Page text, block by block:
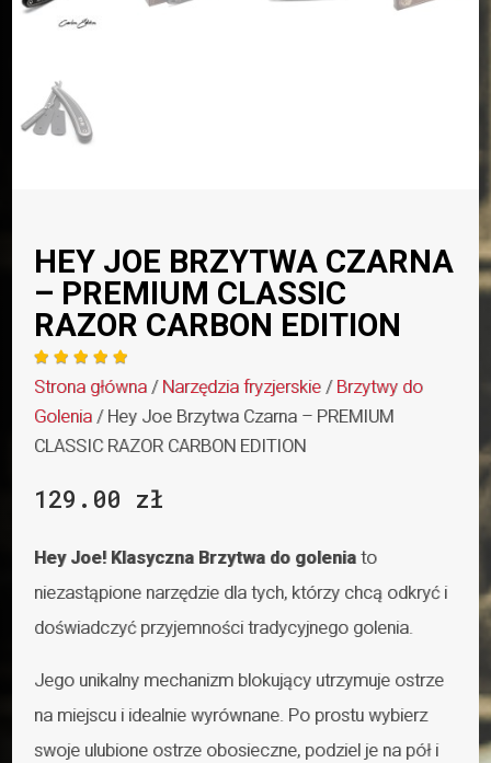
HEY JOE BRZYTWA CZARNA
– PREMIUM CLASSIC
RAZOR CARBON EDITION
    
Strona główna / Narzędzia fryzjerskie / Brzytwy do
Golenia / Hey Joe Brzytwa Czarna – PREMIUM
CLASSIC RAZOR CARBON EDITION
129.00 zł
Hey Joe! Klasyczna Brzytwa do golenia to
niezastąpione narzędzie dla tych, którzy chcą odkryć i
doświadczyć przyjemności tradycyjnego golenia.
Jego unikalny mechanizm blokujący utrzymuje ostrze
na miejscu i idealnie wyrównane. Po prostu wybierz
swoje ulubione ostrze obosieczne, podziel je na pół i